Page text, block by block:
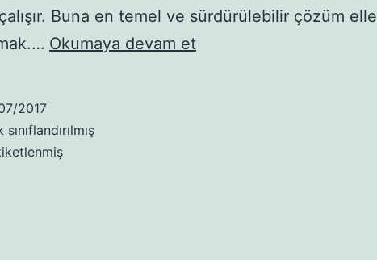
Buna en temel ve sürdürülebilir çözüm elle
Okumaya devam etjdk
2017